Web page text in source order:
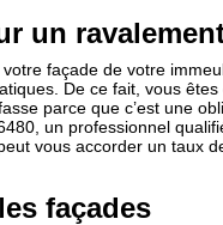
un
façade de votre
De ce fait, vous
parce que c’est une
un professionnel
vous accorder un taux
façades